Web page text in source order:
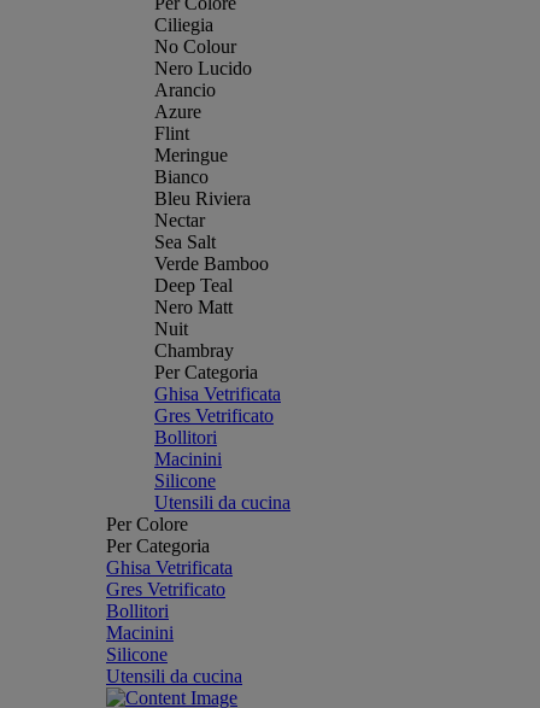
Ciliegia
No Colour
Nero Lucido
Arancio
Azure
Flint
Meringue
Bianco
Bleu Riviera
Nectar
Sea Salt
Verde Bamboo
Deep Teal
Nero Matt
Nuit
Chambray
Per Categoria
Ghisa Vetrificata
Gres Vetrificato
Bollitori
Macinini
Silicone
Utensili da cucina
Per Colore
Per Categoria
Ghisa Vetrificata
Gres Vetrificato
Bollitori
Macinini
Silicone
Utensili da cucina